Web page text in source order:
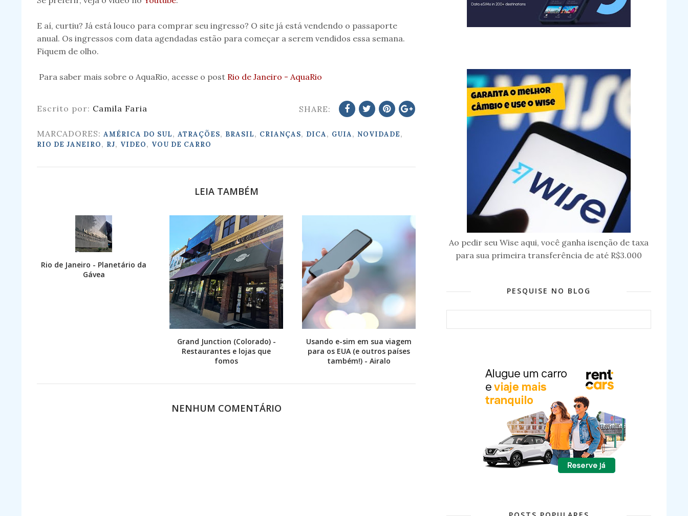
E aí, curtiu? Já está louco para comprar seu ingresso? O site já está vendendo o passaporte
anual. Os ingressos com data agendadas estão para começar a serem vendidos essa semana.
Fiquem de olho.
Para saber mais sobre o AquaRio, acesse o post Rio de Janeiro - AquaRio
Escrito por: Camila Faria SHARE:
MARCADORES: AMÉRICA DO SUL, ATRAÇÕES, BRASIL, CRIANÇAS, DICA, GUIA, NOVIDADE,
RIO DE JANEIRO, RJ, VIDEO, VOU DE CARRO
LEIA TAMBÉM
Rio de Janeiro - Planetário da
Gávea
Grand Junction (Colorado) -
Restaurantes e lojas que
fomos
Usando e-sim em sua viagem
para os EUA (e outros países
também!) - Airalo
NENHUM COMENTÁRIO
Ao pedir seu Wise aqui, você ganha isenção de taxa
para sua primeira transferência de até R$3.000
PESQUISE NO BLOG